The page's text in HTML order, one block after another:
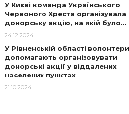
У Києві команда Українського
Червоного Хреста організувала
донорську акцію, на якій було…
24.12.2024
У Рівненській області волонтери
допомагають організовувати
донорські акції у віддалених
населених пунктах
21.10.2024